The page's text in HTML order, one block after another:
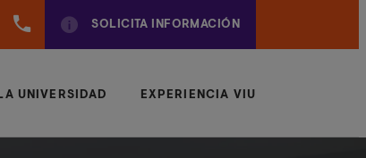
961
SOLICITA INFORMACIÓN
LA UNIVERSIDAD EXPERIENCIA VIU